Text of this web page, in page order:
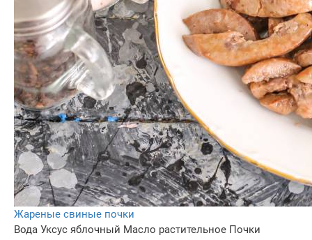
Жареные свиные почки
Вода Уксус яблочный Масло растительное Почки